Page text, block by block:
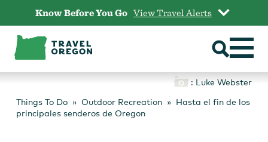
content
Know Before You Go View Travel Alerts
: Luke Webster
Things To Do
Outdoor Recreation
Hasta el fin de los
principales senderos de Oregon